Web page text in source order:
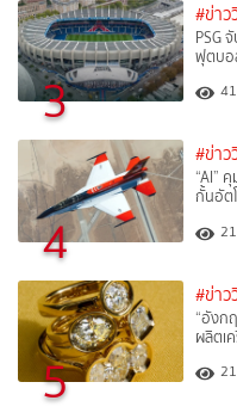
3
#ข่าว
PSG
ฟุตบ
41
4
#ข่าว
“AI”
กั้นอัต
21
5
#ข่าว
“อังก
ผลิตเ
21